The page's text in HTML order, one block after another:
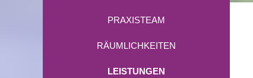
PRAXISTEAM
RÄUMLICHKEITEN
LEISTUNGEN